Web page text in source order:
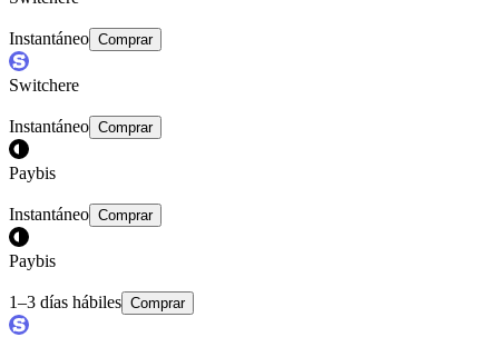
Instantáneo Comprar
Switchere
Instantáneo Comprar
Paybis
Instantáneo Comprar
Paybis
1–3 días hábiles Comprar